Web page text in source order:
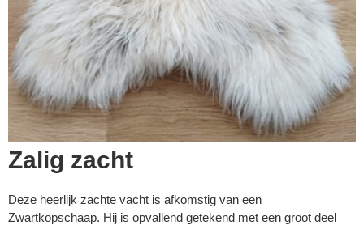
Zalig zacht
Deze heerlijk zachte vacht is afkomstig van een
Zwartkopschaap. Hij is opvallend getekend met een groot deel